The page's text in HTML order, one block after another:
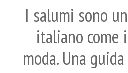
I salumi sono
italiano come
moda. Una